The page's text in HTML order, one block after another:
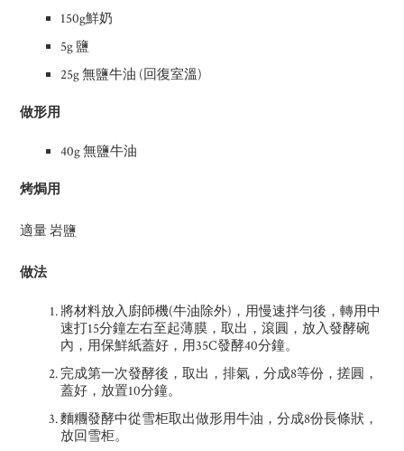
150g鮮奶
5g 鹽
25g 無鹽牛油 (回復室溫)
做形用
40g 無鹽牛油
烤焗用
適量 岩鹽
做法
將材料放入廚師機(牛油除外)，用慢速拌勻後，轉用中
速打15分鐘左右至起薄膜，取出，滾圓，放入發酵碗
內，用保鮮紙蓋好，用35C發酵40分鐘。
完成第一次發酵後，取出，排氣，分成8等份，搓圓，
蓋好，放置10分鐘。
麵糰發酵中從雪柜取出做形用牛油，分成8份長條狀，
放回雪柜。